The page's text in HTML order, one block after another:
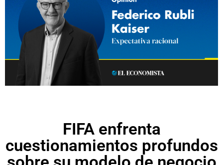
FIFA enfrenta
cuestionamientos profundos